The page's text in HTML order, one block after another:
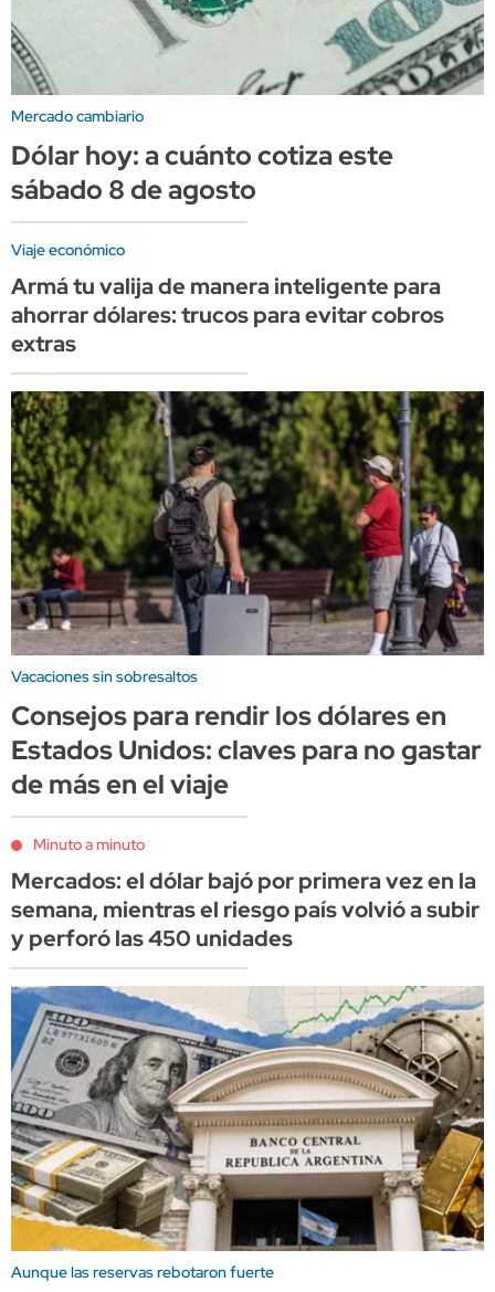
Mercado cambiario
Dólar hoy: a cuánto cotiza este
sábado 8 de agosto
Viaje económico
Armá tu valija de manera inteligente para
ahorrar dólares: trucos para evitar cobros
extras
Vacaciones sin sobresaltos
Consejos para rendir los dólares en
Estados Unidos: claves para no gastar
de más en el viaje
Minuto a minuto
Mercados: el dólar bajó por primera vez en la
semana, mientras el riesgo país volvió a subir
y perforó las 450 unidades
Aunque las reservas rebotaron fuerte